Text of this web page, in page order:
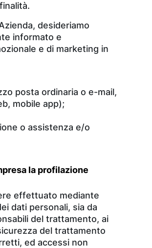
desideriamo
informato e
e di marketing in
posta ordinaria o e-mail,
mobile app);
o assistenza e/o
la profilazione
effettuato mediante
dati personali, sia da
del trattamento, ai
del trattamento
ed accessi non